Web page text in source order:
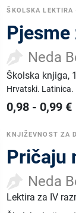
ŠKOLSKA LEKTIRA
Pjesme
Neda
Školska knjiga,
Hrvatski. Latinica.
0,98 - 0,99 €
KNJIŽEVNOST ZA
Pričaju
Neda
Lektira za IV